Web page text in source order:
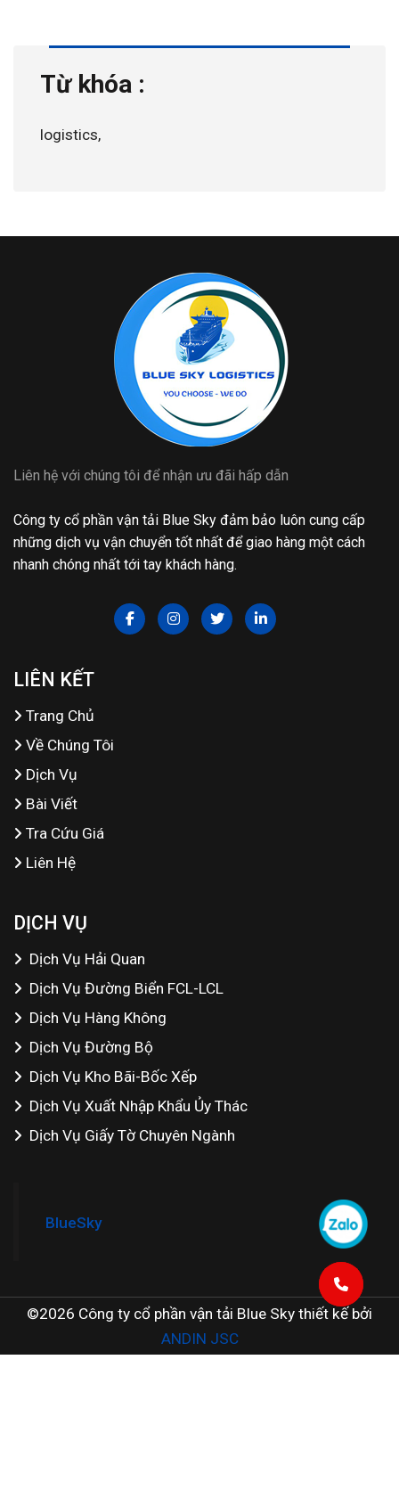
Từ khóa :
logistics,
Liên hệ với chúng tôi để nhận ưu đãi hấp dẫn
Công ty cổ phần vận tải Blue Sky đảm bảo luôn cung cấp
những dịch vụ vận chuyển tốt nhất để giao hàng một cách
nhanh chóng nhất tới tay khách hàng.
LIÊN KẾT
Trang Chủ
Về Chúng Tôi
Dịch Vụ
Bài Viết
Tra Cứu Giá
Liên Hệ
DỊCH VỤ
Dịch Vụ Hải Quan
Dịch Vụ Đường Biển FCL-LCL
Dịch Vụ Hàng Không
Dịch Vụ Đường Bộ
Dịch Vụ Kho Bãi-Bốc Xếp
Dịch Vụ Xuất Nhập Khẩu Ủy Thác
Dịch Vụ Giấy Tờ Chuyên Ngành
BlueSky
©2026 Công ty cổ phần vận tải Blue Sky thiết kế bởi
ANDIN JSC